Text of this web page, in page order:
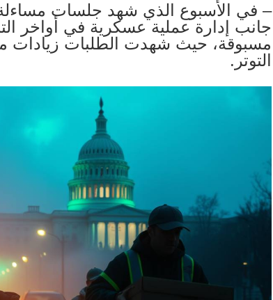
– في الأسبوع الذي شهد جلسات
جانب إدارة عملية عسكرية في أواخر
مسبوقة، حيث شهدت الطلبات
التوتر.